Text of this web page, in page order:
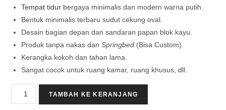
Tempat tidur bergaya minimalis dan modern warna putih.
Bentuk minimalis terbaru sudut cekung oval.
Desain bagian depan dan sandaran papan blok kayu.
Produk tanpa nakas danSpringbed (Bisa Custom).
Kerangka kokoh dan tahan lama.
Sangat cocok untuk ruang kamar, ruang khusus, dll.
TAMBAH KE KERANJANG